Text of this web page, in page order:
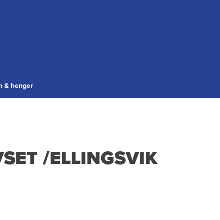
& henger
/ELLINGSVIK